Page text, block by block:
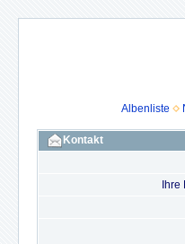
Albenliste
Kontakt